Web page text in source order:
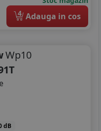
4 Adauga in cos
Wp10
dB